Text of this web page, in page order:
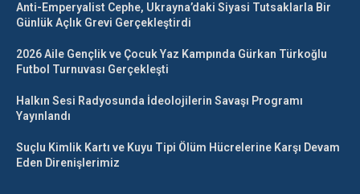
Anti-Emperyalist Cephe, Ukrayna’daki Siyasi Tutsaklarla Bir
Günlük Açlık Grevi Gerçekleştirdi
2026 Aile Gençlik ve Çocuk Yaz Kampında Gürkan Türkoğlu
Futbol Turnuvası Gerçekleşti
Halkın Sesi Radyosunda İdeolojilerin Savaşı Programı
Yayınlandı
Suçlu Kimlik Kartı ve Kuyu Tipi Ölüm Hücrelerine Karşı Devam
Eden Direnişlerimiz